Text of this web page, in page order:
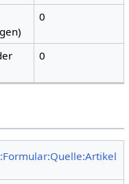
0
0